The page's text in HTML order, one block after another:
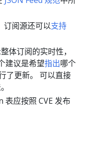
订阅源还可以支持
体订阅的实时性，
建议是希望指出哪个
了更新。 可以直接
应按照 CVE 发布